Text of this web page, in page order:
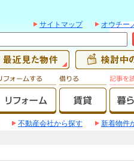
サイトマップ オウチー
不動産会社から探す
新着物件